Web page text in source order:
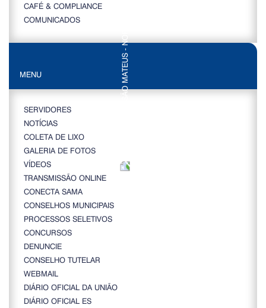
CAFÉ & COMPLIANCE
COMUNICADOS
MENU
SERVIDORES
NOTÍCIAS
COLETA DE LIXO
GALERIA DE FOTOS
VÍDEOS
TRANSMISSÃO ONLINE
CONECTA SAMA
CONSELHOS MUNICIPAIS
PROCESSOS SELETIVOS
CONCURSOS
DENUNCIE
CONSELHO TUTELAR
WEBMAIL
DIÁRIO OFICIAL DA UNIÃO
DIÁRIO OFICIAL ES